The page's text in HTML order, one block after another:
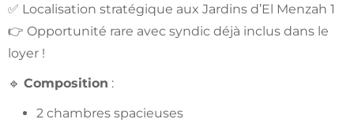
✅ Localisation stratégique aux Jardins d’El Menzah 1
👉 Opportunité rare avec syndic déjà inclus dans le
loyer !
🔹 Composition :
2 chambres spacieuses